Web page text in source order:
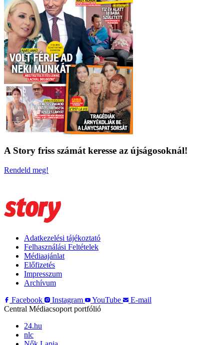
A Story friss számát keresse az újságosoknál!
Rendeld meg!
Adatkezelési tájékoztató
Felhasználási Feltételek
Médiaajánlat
Előfizetés
Impresszum
Archívum
Facebook
Instagram YouTube
E-mail
Central Médiacsoport portfólió
24.hu
nlc